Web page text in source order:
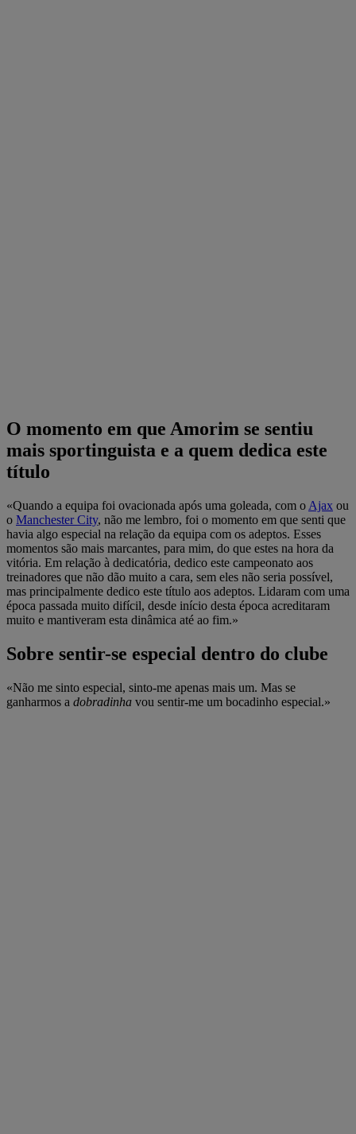
O momento em que Amorim se sentiu
mais sportinguista e a quem dedica este
título
«Quando a equipa foi ovacionada após uma goleada, com o Ajax ou
o Manchester City, não me lembro, foi o momento em que senti que
havia algo especial na relação da equipa com os adeptos. Esses
momentos são mais marcantes, para mim, do que estes na hora da
vitória. Em relação à dedicatória, dedico este campeonato aos
treinadores que não dão muito a cara, sem eles não seria possível,
mas principalmente dedico este título aos adeptos. Lidaram com uma
época passada muito difícil, desde início desta época acreditaram
muito e mantiveram esta dinâmica até ao fim.»
Sobre sentir-se especial dentro do clube
«Não me sinto especial, sinto-me apenas mais um. Mas se
ganharmos a dobradinha vou sentir-me um bocadinho especial.»